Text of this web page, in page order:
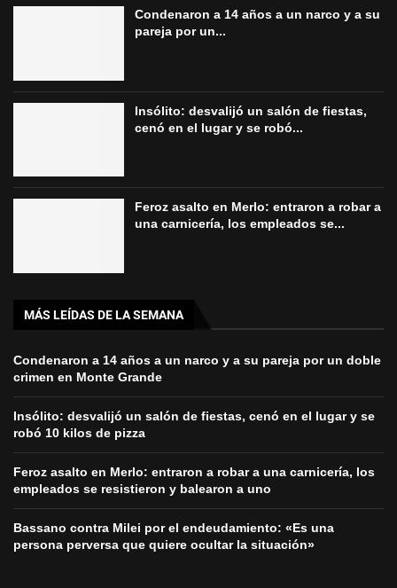
Condenaron a 14 años a un narco y a su
pareja por un...
Insólito: desvalijó un salón de fiestas,
cenó en el lugar y se robó...
Feroz asalto en Merlo: entraron a robar a
una carnicería, los empleados se...
MÁS LEÍDAS DE LA SEMANA
Condenaron a 14 años a un narco y a su pareja por un doble
crimen en Monte Grande
Insólito: desvalijó un salón de fiestas, cenó en el lugar y se
robó 10 kilos de pizza
Feroz asalto en Merlo: entraron a robar a una carnicería, los
empleados se resistieron y balearon a uno
Bassano contra Milei por el endeudamiento: «Es una
persona perversa que quiere ocultar la situación»